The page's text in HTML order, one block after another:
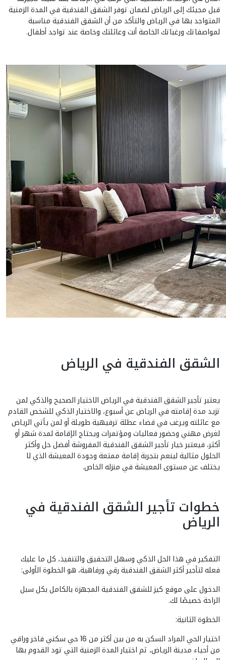
قبل مجيئك إلى الرياض لضمان توفر الشقق الفندقية في المدة الزمنية
المتواجد بها في الرياض والتأكد من أن الشقق الفندقية مناسبة
لمواصفاتك ورغباتك الخاصة أنت وعائلتك وخاصة عند تواجد أطفال.
الشقق الفندقية في الرياض
يعتبر تأجير الشقق الفندقية في الرياض الاختيار الصحيح والذكي لمن
تزيد مدة إقامته في الرياض عن أسبوع، والاختيار الذكي للشخص القادم
مع عائلته ويرغب في قضاء عطلة ترفيهية طويلة أو لمن يأتي الرياض
لغرض مهني وحضور فعاليات ومؤتمرات ويحتاج الإقامة لمدة شهر أو
أكثر، فيعتبر خيار تأجير الشقق الفندقية المفروشة أفضل حل وأكثر
الحلول مثالية لينعم بتجربة إقامة ممتعة وجودة المعيشة الذي لا
يختلف عن مستوى المعيشة في منزله الخاص.
خطوات تأجير الشقق الفندقية في
الرياض
التفكير في هذا الحل الذكي وسهل التحقيق والتنفيذ، كل ما عليك
فعله لتأجير أكثر الشقق الفندقية رقي ورفاهية، هو الخطوة الأولى:
الدخول على موقع كيز للشقق الفندقية المجهزة بالكامل بكل سبل
الراحة خصيصًا لك.
الخطوة الثانية:
اختيار الحي المراد السكن به من بين أكثر من 16 حي سكني فاخر وراقي
من أحياء مدينة الرياض، ثم اختيار المدة الزمنية التي تود القدوم بها